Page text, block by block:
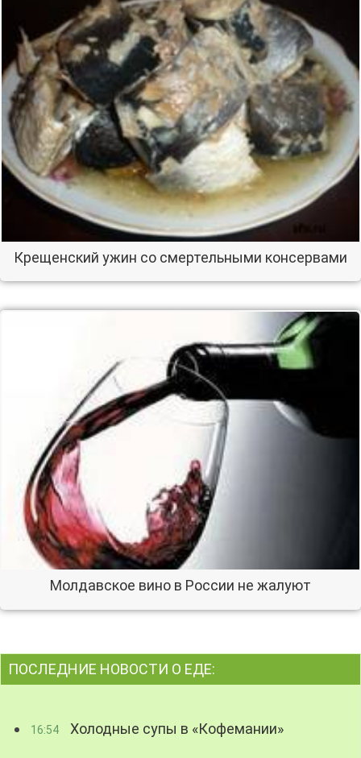
Крещенский ужин со смертельными консервами
Молдавское вино в России не жалуют
ПОСЛЕДНИЕ НОВОСТИ О ЕДЕ:
16:54 Холодные супы в «Кофемании»